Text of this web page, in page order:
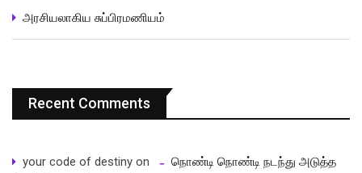
அரசியலாகிய சுப்பிரமணியம்
Recent Comments
your code of destiny on
நொண்டி நொண்டி நடந்து அடுத்த